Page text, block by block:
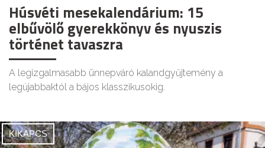
Húsvéti mesekalendárium: 15
elbűvölő gyerekkönyv és nyuszis
történet tavaszra
A legizgalmasabb ünnepváró kalandgyűjtemény a
legújabbaktól a bájos klasszikusokig.
KIKAPCS